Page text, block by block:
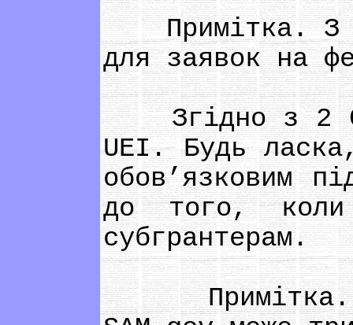
Примітка. З
для заявок на
Згідно з 2
UEI. Будь
обов’язковим
до того, коли
субгрантерам.
Примітка.